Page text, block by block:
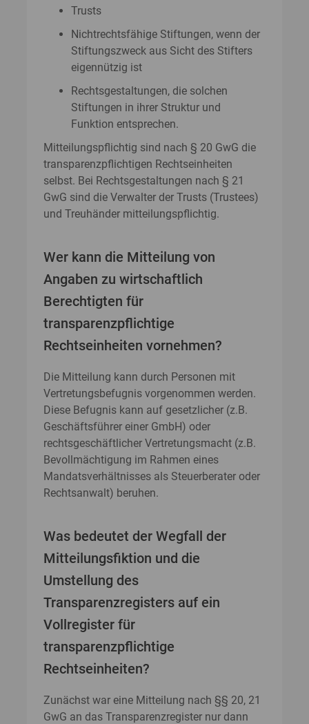
Trusts
Nichtrechtsfähige Stiftungen, wenn der
Stiftungszweck aus Sicht des Stifters
eigennützig ist
Rechtsgestaltungen, die solchen
Stiftungen in ihrer Struktur und
Funktion entsprechen.
Mitteilungspflichtig sind nach § 20 GwG die
transparenzpflichtigen Rechtseinheiten
selbst. Bei Rechtsgestaltungen nach § 21
GwG sind die Verwalter der Trusts (Trustees)
und Treuhänder mitteilungspflichtig.
Wer kann die Mitteilung von
Angaben zu wirtschaftlich
Berechtigten für
transparenzpflichtige
Rechtseinheiten vornehmen?
Die Mitteilung kann durch Personen mit
Vertretungsbefugnis vorgenommen werden.
Diese Befugnis kann auf gesetzlicher (z.B.
Geschäftsführer einer GmbH) oder
rechtsgeschäftlicher Vertretungsmacht (z.B.
Bevollmächtigung im Rahmen eines
Mandatsverhältnisses als Steuerberater oder
Rechtsanwalt) beruhen.
Was bedeutet der Wegfall der
Mitteilungsfiktion und die
Umstellung des
Transparenzregisters auf ein
Vollregister für
transparenzpflichtige
Rechtseinheiten?
Zunächst war eine Mitteilung nach §§ 20, 21
GwG an das Transparenzregister nur dann